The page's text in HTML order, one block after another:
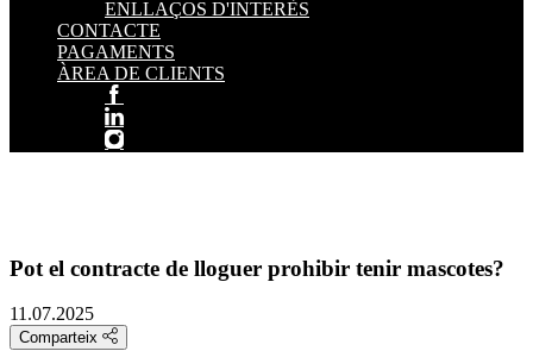
ENLLAÇOS D'INTERÈS
CONTACTE
PAGAMENTS
ÀREA DE CLIENTS
Pot el contracte de lloguer prohibir tenir mascotes?
11.07.2025
Comparteix